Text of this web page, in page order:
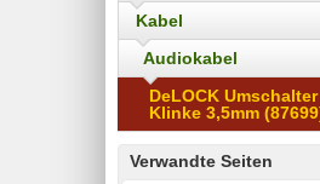
Kabel
Audiokabel
DeLOCK Umschalter
Klinke 3,5mm
Verwandte Seiten